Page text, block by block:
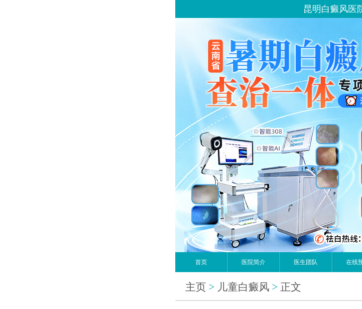
昆明白癜风医
首页 医院简介 医生团队 在线
主页 > 儿童白癜风 > 正文